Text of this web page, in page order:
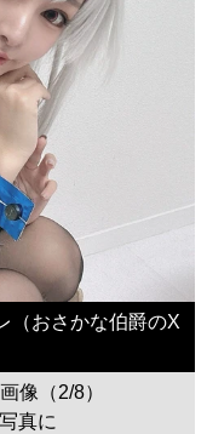
（おさかな伯爵のX
像（2/8）
真に